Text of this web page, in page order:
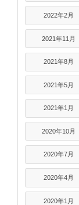
2022年2月
2021年11月
2021年8月
2021年5月
2021年1月
2020年10月
2020年7月
2020年4月
2020年1月